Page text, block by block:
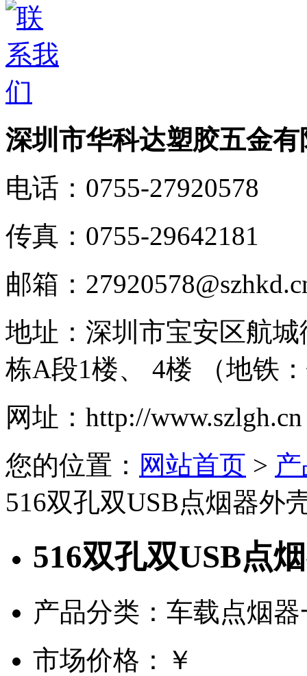
深圳市华科达塑胶五金有
电话： 0755-27920578
传真： 0755-29642181
邮箱：
地址： 深圳市宝安区航
栋A段1楼、 4楼 （地铁
网址： http://www.szlgh.cn
您的位置： 网站首页 >
516双孔双USB点烟器外
516双孔双USB点
产品分类：车载点烟
市场价格：
￥